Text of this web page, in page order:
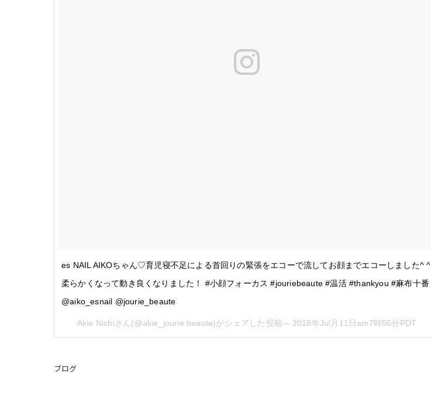
es NAIL AIKOちゃん♡育児寝不足による首回りの緊張をエコーで流してお顔までエコーしました^ ^
柔らかくなって動き良くなりました！ #小顔フォーカス #jouriebeaute #温活 #thankyou #麻布十番
@aiko_esnail @jourie_beaute
Akie Nishiさん(@akie_jourie.beaute)がシェアした投稿 – 2018年Jul月11日am7時56分PDT
ブログ